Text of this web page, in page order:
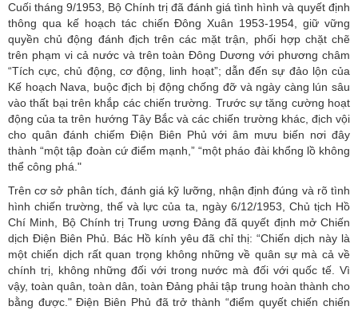
Cuối tháng 9/1953, Bộ Chính trị đã đánh giá tình hình và quyết định
thông qua kế hoạch tác chiến Đông Xuân 1953-1954, giữ vững
quyền chủ động đánh địch trên các mặt trận, phối hợp chặt chẽ
trên phạm vi cả nước và trên toàn Đông Dương với phương châm
“Tích cực, chủ động, cơ động, linh hoạt”; dẫn đến sự đảo lộn của
Kế hoạch Nava, buộc địch bị động chống đỡ và ngày càng lún sâu
vào thất bại trên khắp các chiến trường. Trước sự tăng cường hoạt
động của ta trên hướng Tây Bắc và các chiến trường khác, địch vội
cho quân đánh chiếm Điện Biên Phủ với âm mưu biến nơi đây
thành “một tập đoàn cứ điểm mạnh,” “một pháo đài khổng lồ không
thể công phá."
Trên cơ sở phân tích, đánh giá kỹ lưỡng, nhận định đúng và rõ tình
hình chiến trường, thế và lực của ta, ngày 6/12/1953, Chủ tịch Hồ
Chí Minh, Bộ Chính trị Trung ương Đảng đã quyết định mở Chiến
dịch Điện Biên Phủ. Bác Hồ kính yêu đã chỉ thị: “Chiến dịch này là
một chiến dịch rất quan trọng không những về quân sự mà cả về
chính trị, không những đối với trong nước mà đối với quốc tế. Vì
vậy, toàn quân, toàn dân, toàn Đảng phải tập trung hoàn thành cho
bằng được." Điện Biên Phủ đã trở thành “điểm quyết chiến chiến